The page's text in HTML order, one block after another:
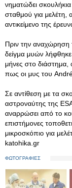
νηματώδει
σταθμού για μελέτη,
αντικείμενο της
Πριν την αναχώρηση
δείγμα μυών
μήνες στο διάστημα,
πως οι μυς του André
Σε αντίθεση με τα
αστροναύτης της
αναρρώσει από το
επιστήμονες
μικροσκόπιο για
katohika.gr
ΦΩΤΟΓΡΑΦΙΕΣ